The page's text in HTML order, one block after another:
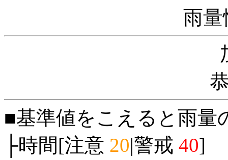
雨量
■基準値をこえると雨量
├時間[注意 20|警戒 40]